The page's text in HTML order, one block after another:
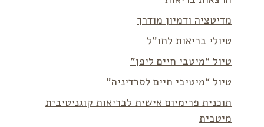
מדיטציה ודמיון מודרך
טיולי בריאות לחו”ל
טיול “מיטבי חיים ליפן”
טיול “מיטיבי חיים לסרדיניה”
תוכנית פרימיום אישית לבריאות קוגניטיבית
מיטבית